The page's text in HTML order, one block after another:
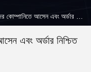
এবং অর্ডার নিশ্চিত